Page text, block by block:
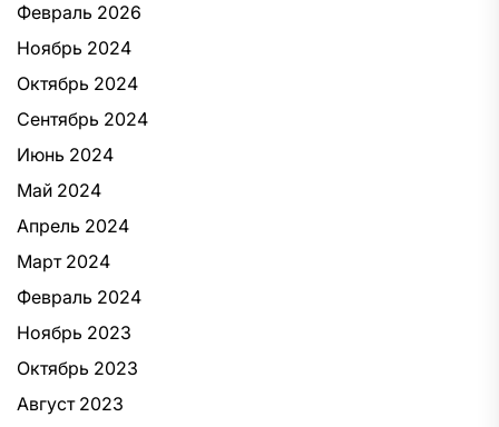
Февраль 2026
Ноябрь 2024
Октябрь 2024
Сентябрь 2024
Июнь 2024
Май 2024
Апрель 2024
Март 2024
Февраль 2024
Ноябрь 2023
Октябрь 2023
Август 2023